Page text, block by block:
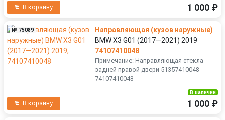
В корзину 1 000 ₽
№ 75089
Направляющая (кузов наружные)
BMW X3 G01 (2017—2021) 2019
74107410048
Примечание: Направляющая стекла
задней правой двери 51357410048
74107410048
В корзину
В наличии
1 000 ₽